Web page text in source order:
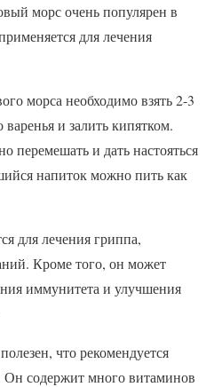
морс очень популярен в
для лечения
морса необходимо взять 2-3
и залить кипятком.
перемешать и дать настояться
напиток можно пить как
для лечения гриппа,
Кроме того, он может
иммунитета и улучшения
что рекомендуется
Он содержит много витаминов